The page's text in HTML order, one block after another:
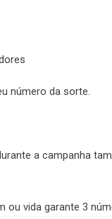
número da sorte.
a campanha
ou vida garante 3